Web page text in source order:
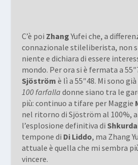
C’è poi ZhangYufei che, a
connazionale stileliberista, non
niente e dichiara di essere
mondo. Per ora si è fermata a
Sjöström è lì a 55″48. Mi sono
100 farfalla donne siano tra le
più: continuo a tifare per Maggie
nel ritorno di Sjöström al 100%,
l’esplosione definitiva di
tempone di Di Liddo, ma Zhang
attuale è quella che mi sembra
vincere.